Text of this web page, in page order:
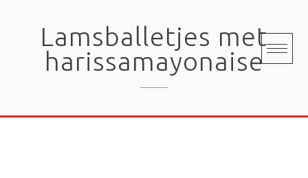
Lamsballetjes met
harissamayonaise